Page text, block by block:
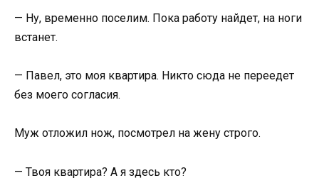
— Ну, временно поселим. Пока работу найдет, на ноги
встанет.
— Павел, это моя квартира. Никто сюда не переедет
без моего согласия.
Муж отложил нож, посмотрел на жену строго.
— Твоя квартира? А я здесь кто?